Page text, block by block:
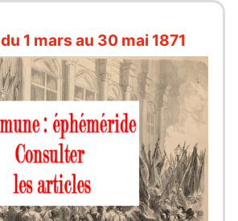
1 mars au 30 mai 1871